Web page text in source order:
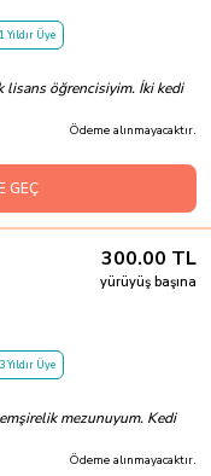
1 Yıldır Üye
lisans öğrencisiyim. İki kedi
Ödeme alınmayacaktır.
GEÇ
300.00 TL
yürüyüş başına
3 Yıldır Üye
mezunuyum. Kedi
Ödeme alınmayacaktır.